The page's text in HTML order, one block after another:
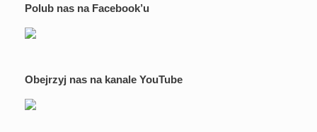
Polub nas na Facebook’u
Obejrzyj nas na kanale YouTube